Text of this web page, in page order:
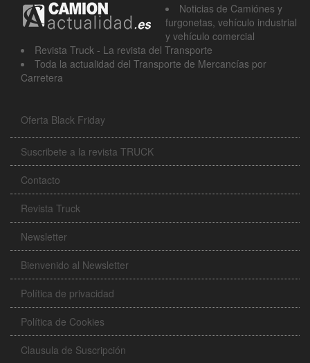
Noticias de Camiónes y
furgonetas, vehículo industrial
y vehículo comercial
Revista Truck - La revista del Transporte
Toda la actualidad del Transporte de Mercancías por
Carretera
Oferta Black Friday
Suscribete a la revista TRUCK
Contacto
Revista Truck
Newsletter
Bienvenido al Newsletter
Política de privacidad
Política de Cookies
Clausula de Suscripción